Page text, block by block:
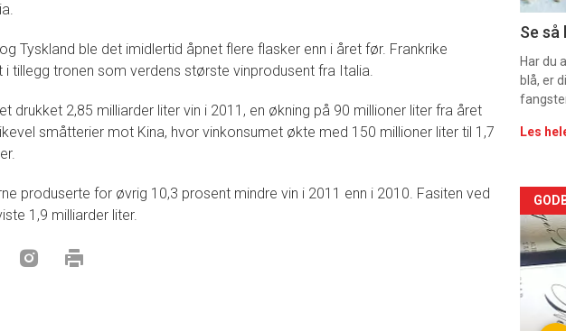
Tyskland ble det imidlertid åpnet flere flasker enn i året før. Frankrike
i tillegg tronen som verdens største vinprodusent fra Italia.
drukket 2,85 milliarder liter vin i 2011, en økning på 90 millioner liter fra året
småtterier mot Kina, hvor vinkonsumet økte med 150 millioner liter til 1,7
produserte for øvrig 10,3 prosent mindre vin i 2011 enn i 2010. Fasiten ved
1,9 milliarder liter.
Se
Har du
blå, er
Les
-